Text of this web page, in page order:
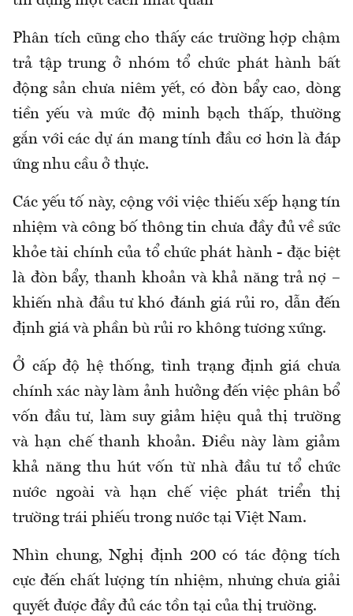
Phân tích cũng cho thấy các trường hợp chậm
trả tập trung ở nhóm tổ chức phát hành bất
động sản chưa niêm yết, có đòn bẩy cao, dòng
tiền yếu và mức độ minh bạch thấp, thường
gắn với các dự án mang tính đầu cơ hơn là đáp
ứng nhu cầu ở thực.
Các yếu tố này, cộng với việc thiếu xếp hạng tín
nhiệm và công bố thông tin chưa đầy đủ về sức
khỏe tài chính của tổ chức phát hành - đặc biệt
là đòn bẩy, thanh khoản và khả năng trả nợ –
khiến nhà đầu tư khó đánh giá rủi ro, dẫn đến
định giá và phần bù rủi ro không tương xứng.
Ở cấp độ hệ thống, tình trạng định giá chưa
chính xác này làm ảnh hưởng đến việc phân bổ
vốn đầu tư, làm suy giảm hiệu quả thị trường
và hạn chế thanh khoản. Điều này làm giảm
khả năng thu hút vốn từ nhà đầu tư tổ chức
nước ngoài và hạn chế việc phát triển thị
trường trái phiếu trong nước tại Việt Nam.
Nhìn chung, Nghị định 200 có tác động tích
cực đến chất lượng tín nhiệm, nhưng chưa giải
quyết được đầy đủ các tồn tại của thị trường.